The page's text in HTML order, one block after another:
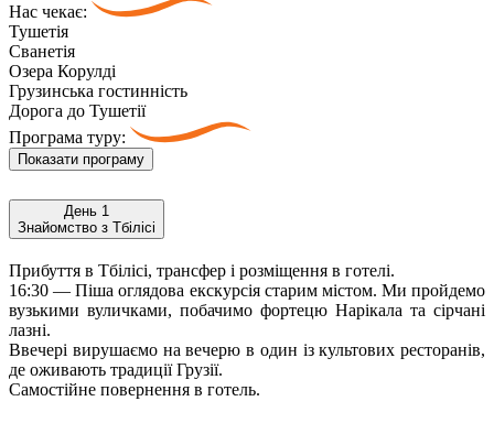
Нас чекає:
Тушетія
Сванетія
Озера Корулді
Грузинська гостинність
Дорога до Тушетії
Програма туру:
Показати програму
День 1
Знайомство з Тбілісі
Прибуття в Тбілісі, трансфер і розміщення в готелі.
16:30 — Піша оглядова екскурсія старим містом. Ми пройдемо
вузькими вуличками, побачимо фортецю Нарікала та сірчані
лазні.
Ввечері вирушаємо на вечерю в один із культових ресторанів,
де оживають традиції Грузії.
Самостійне повернення в готель.